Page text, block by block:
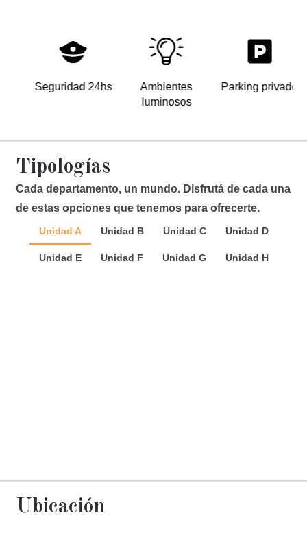
Seguridad 24hs
Ambientes
luminosos
Parking privado
Tipologías
Cada departamento, un mundo. Disfrutá de cada una
de estas opciones que tenemos para ofrecerte.
Unidad A Unidad B Unidad C Unidad D
Unidad E Unidad F Unidad G Unidad H
Ubicación